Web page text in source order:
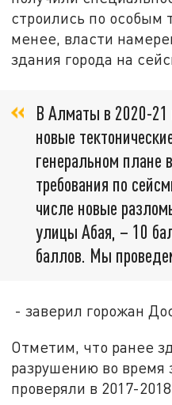
строились по особым
менее, власти
здания города на
В Алматы в 2020-21
новые
генеральном плане
требования по
числе новые
улицы Абая, – 10
баллов. Мы
- заверил горожан
Отметим, что ранее
разрушению во время
проверяли в 2017-